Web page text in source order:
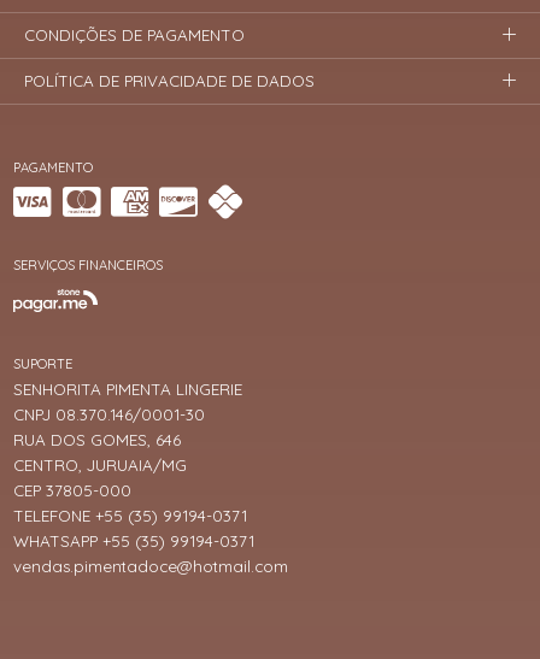
PAGAMENTO
SERVIÇOS FINANCEIROS
SUPORTE
SENHORITA PIMENTA LINGERIE
CNPJ 08.370.146/0001-30
RUA DOS GOMES, 646
CENTRO, JURUAIA/MG
CEP 37805-000
TELEFONE +55 (35) 99194-0371
WHATSAPP +55 (35) 99194-0371
vendas.pimentadoce@hotmail.com
CONDIÇÕES DE PAGAMENTO
POLÍTICA DE PRIVACIDADE DE DADOS